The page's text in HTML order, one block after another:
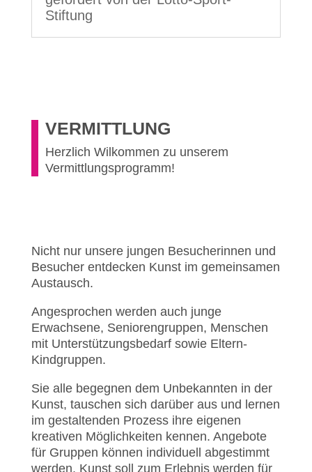
Stiftung
VERMITTLUNG
Herzlich Wilkommen zu unserem
Vermittlungsprogramm!
Nicht nur unsere jungen Besucherinnen und
Besucher entdecken Kunst im gemeinsamen
Austausch.
Angesprochen werden auch junge
Erwachsene, Seniorengruppen, Menschen
mit Unterstützungsbedarf sowie Eltern-
Kindgruppen.
Sie alle begegnen dem Unbekannten in der
Kunst, tauschen sich darüber aus und lernen
im gestaltenden Prozess ihre eigenen
kreativen Möglichkeiten kennen. Angebote
für Gruppen können individuell abgestimmt
werden, Kunst soll zum Erlebnis werden für